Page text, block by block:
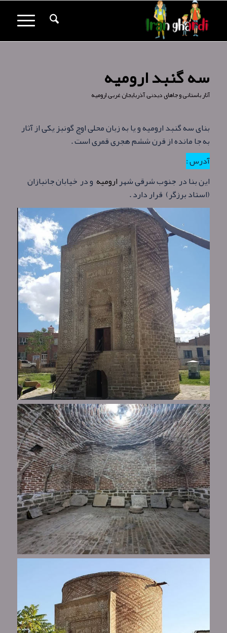
سه گنبد ارومیه
آثار باستانی و جاهای دیدنی,آذربایجان غربی,ارومیه
بنای سه گنبد ارومیه و یا به زبان محلی اوچ گونبز یکی از آثار
به جا مانده از قرن ششم هجری قمری است .
آدرس :
این بنا در جنوب شرقی شهرارومیهو در خیابان جانبازان
(استاد برزگر) قرار دارد .